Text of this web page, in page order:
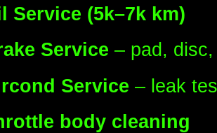
Service (5k–7k km)
Service – pad,
Service – leak
body cleaning